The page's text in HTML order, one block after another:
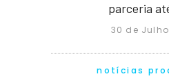
parceria
30 de
notícias